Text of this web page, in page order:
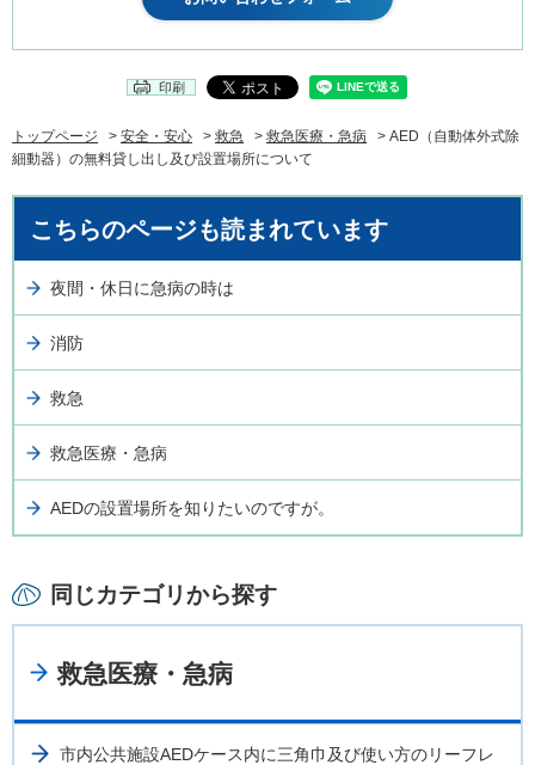
印刷
トップページ > 安全・安心 > 救急 > 救急医療・急病
> AED（自動体外式除
細動器）の無料貸し出し及び設置場所について
こちらのページも読まれています
夜間・休日に急病の時は
消防
救急
救急医療・急病
AEDの設置場所を知りたいのですが。
同じカテゴリから探す
救急医療・急病
市内公共施設AEDケース内に三角巾及び使い方のリーフレ